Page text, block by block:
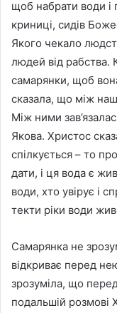
щоб набрати води і
криниці, сидів
Якого чекало
людей від рабства.
самарянки, щоб
сказала, що між
Між ними
Якова. Христос
спілкується – то
дати, і ця вода є
води, хто увірує і
текти ріки води
Самарянка не
відкриває перед
зрозуміла, що
подальшій розмові